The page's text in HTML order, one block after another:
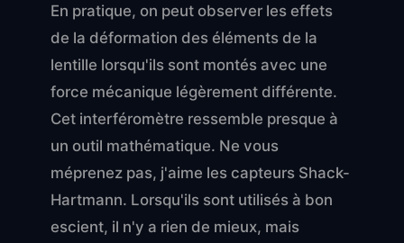
En pratique, on peut observer les effets
de la déformation des éléments de la
lentille lorsqu'ils sont montés avec une
force mécanique légèrement différente.
Cet interféromètre ressemble presque à
un outil mathématique. Ne vous
méprenez pas, j'aime les capteurs Shack-
Hartmann. Lorsqu'ils sont utilisés à bon
escient, il n'y a rien de mieux, mais